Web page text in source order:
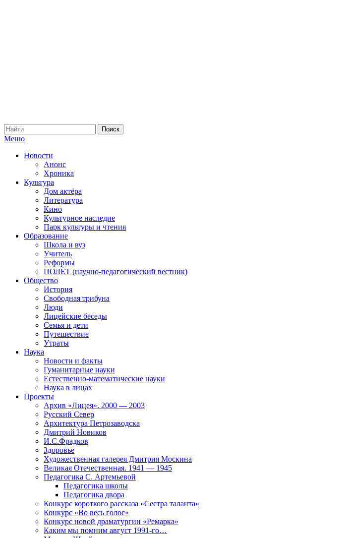
Меню
Новости
Анонс
Хроника
Культура
Дом актёра
Литература
Кино
Культурное наследие
Парк культуры и чтения
Образование
Школа и вуз
Учитель
Реформы
ПОЛЁТ (научно-педагогический вестник)
Общество
История
Свободная трибуна
Люди
Лицейские беседы
Семья и дети
Путешествие
Утраты
Наука
Новости и факты
Гуманитарные науки
Естественно-математические науки
Наука в лицах
Проекты
Архив «Лицея». 2000 — 2003
Русский Север
Архитектура Петрозаводска
Дмитрий Новиков
И.С.Фрадков
Здоровье
Художественная галерея Дмитрия Москина
Великая Отечественная. 1941 — 1945
Педагогика С. Артемьевой
Педагогика школы
Педагогика двора
Конкурс короткого рассказа «Сестра таланта»
Конкурс «Во весь голос»
Конкурс новой драматургии «Ремарка»
Каким мы помним август 1991-го…